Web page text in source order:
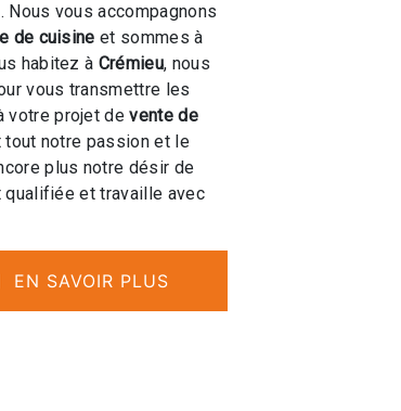
vous accompagnons
de cuisine et sommes à
habitez à Crémieu, nous
vous transmettre les
votre projet devente de
tout notre passion et le
plus notre désir de
qualifiée et travaille avec
EN SAVOIR PLUS